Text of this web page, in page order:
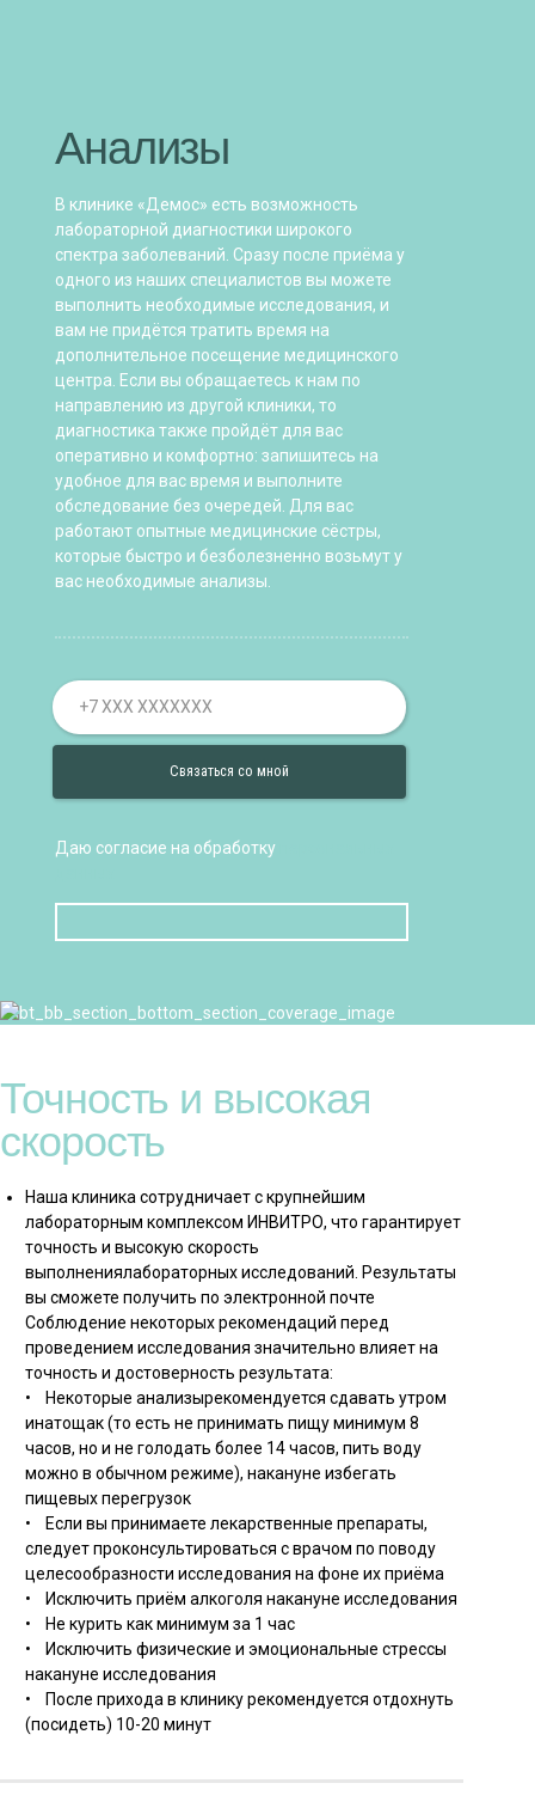
Анализы
В клинике «Демос» есть возможность
лабораторной диагностики широкого
спектра заболеваний. Сразу после приёма у
одного из наших специалистов вы можете
выполнить необходимые исследования, и
вам не придётся тратить время на
дополнительное посещение медицинского
центра. Если вы обращаетесь к нам по
направлению из другой клиники, то
диагностика также пройдёт для вас
оперативно и комфортно: запишитесь на
удобное для вас время и выполните
обследование без очередей. Для вас
работают опытные медицинские сёстры,
которые быстро и безболезненно возьмут у
вас необходимые анализы.
Даю согласие на обработку
Точность и высокая
скорость
Наша клиника сотрудничает с крупнейшим
лабораторным комплексом ИНВИТРО, что гарантирует
точность и высокую скорость
выполнениялабораторных исследований. Результаты
вы сможете получить по электронной почте
Соблюдение некоторых рекомендаций перед
проведением исследования значительно влияет на
точность и достоверность результата:
• Некоторые анализырекомендуется сдавать утром
инатощак (то есть не принимать пищу минимум 8
часов, но и не голодать более 14 часов, пить воду
можно в обычном режиме), накануне избегать
пищевых перегрузок
• Если вы принимаете лекарственные препараты,
следует проконсультироваться с врачом по поводу
целесообразности исследования на фоне их приёма
• Исключить приём алкоголя накануне исследования
• Не курить как минимум за 1 час
• Исключить физические и эмоциональные стрессы
накануне исследования
• После прихода в клинику рекомендуется отдохнуть
(посидеть) 10-20 минут